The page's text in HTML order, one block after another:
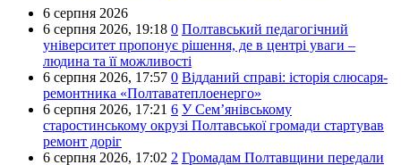
6 серпня 2026
6 серпня 2026, 19:18 0 Полтавський педагогічний
університет пропонує рішення, де в центрі уваги –
людина та її можливості
6 серпня 2026, 17:57 0 Відданий справі: історія слюсаря-
ремонтника «Полтаватеплоенерго»
6 серпня 2026, 17:21 6 У Сем’янівському
старостинському окрузі Полтавської громади стартував
ремонт доріг
6 серпня 2026, 17:02 2 Громадам Полтавщини передали